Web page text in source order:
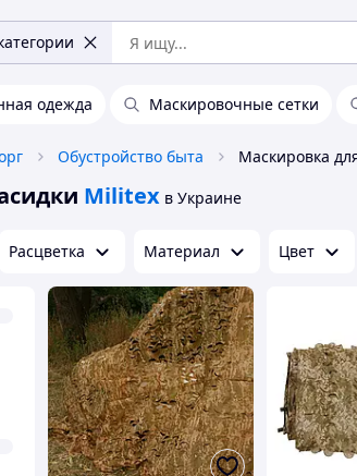
одежда Маскировочные сетки
Обустройство быта
Militex в Украине
Расцветка Материал Цвет